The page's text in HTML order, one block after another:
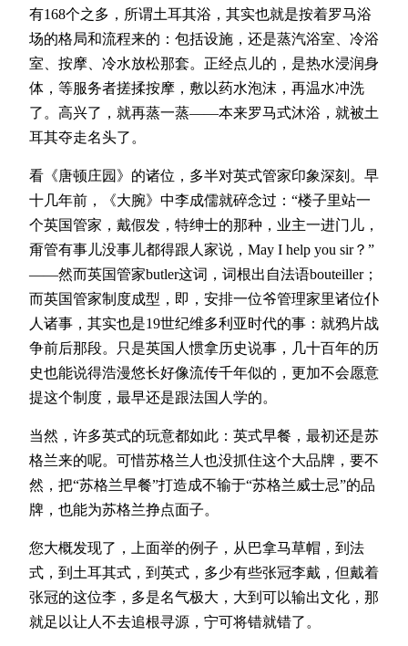
有168个之多，所谓土耳其浴，其实也就是按着罗马浴
场的格局和流程来的：包括设施，还是蒸汽浴室、冷浴
室、按摩、冷水放松那套。正经点儿的，是热水浸润身
体，等服务者搓揉按摩，敷以药水泡沫，再温水冲洗
了。高兴了，就再蒸一蒸——本来罗马式沐浴，就被土
耳其夺走名头了。
看《唐顿庄园》的诸位，多半对英式管家印象深刻。早
十几年前，《大腕》中李成儒就碎念过：‌‌“楼子里站一
个英国管家，戴假发，特绅士的那种，业主一进门儿，
甭管有事儿没事儿都得跟人家说，May I help you sir？‌‌”
——然而英国管家butler这词，词根出自法语bouteiller；
而英国管家制度成型，即，安排一位爷管理家里诸位仆
人诸事，其实也是19世纪维多利亚时代的事：就鸦片战
争前后那段。只是英国人惯拿历史说事，几十百年的历
史也能说得浩漫悠长好像流传千年似的，更加不会愿意
提这个制度，最早还是跟法国人学的。
当然，许多英式的玩意都如此：英式早餐，最初还是苏
格兰来的呢。可惜苏格兰人也没抓住这个大品牌，要不
然，把‌‌“苏格兰早餐‌‌”打造成不输于‌‌“苏格兰威士忌‌‌”的品
牌，也能为苏格兰挣点面子。
您大概发现了，上面举的例子，从巴拿马草帽，到法
式，到土耳其式，到英式，多少有些张冠李戴，但戴着
张冠的这位李，多是名气极大，大到可以输出文化，那
就足以让人不去追根寻源，宁可将错就错了。